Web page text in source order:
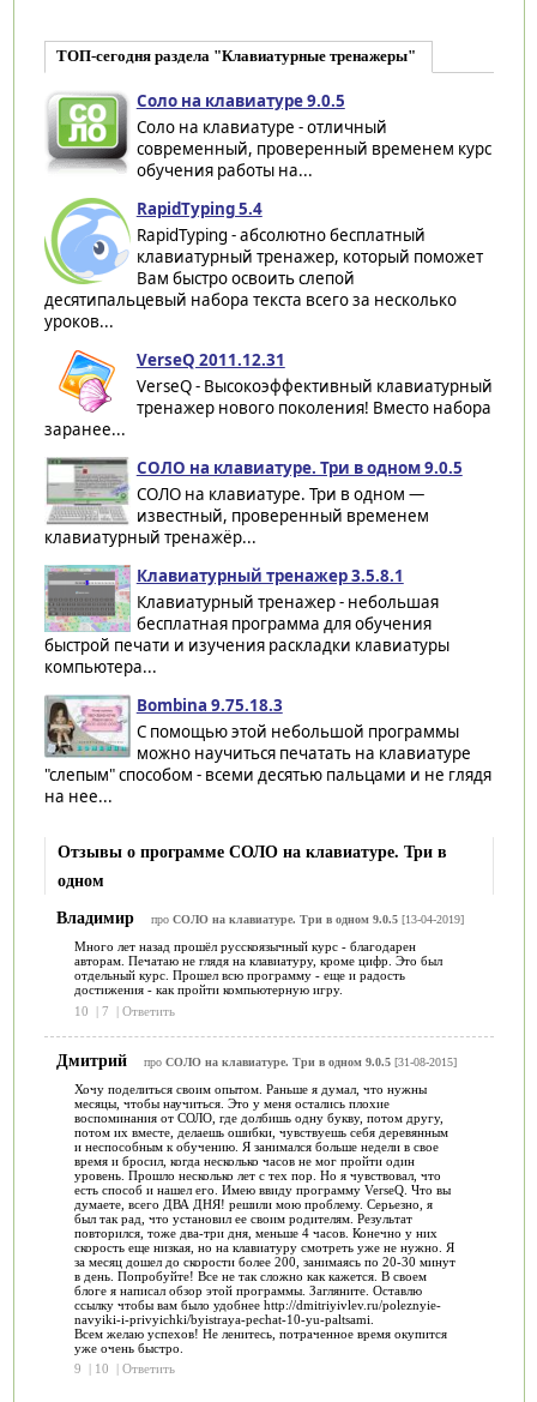
ТОП-сегодня раздела "Клавиатурные тренажеры"
Соло на клавиатуре 9.0.5
Соло на клавиатуре - отличный
современный, проверенный временем курс
обучения работы на...
RapidTyping 5.4
RapidTyping - абсолютно бесплатный
клавиатурный тренажер, который поможет
Вам быстро освоить слепой
десятипальцевый набора текста всего за несколько
уроков...
VerseQ 2011.12.31
VerseQ - Высокоэффективный клавиатурный
тренажер нового поколения! Вместо набора
заранее...
СОЛО на клавиатуре. Три в одном 9.0.5
СОЛО на клавиатуре. Три в одном —
известный, проверенный временем
клавиатурный тренажёр...
Клавиатурный тренажер 3.5.8.1
Клавиатурный тренажер - небольшая
бесплатная программа для обучения
быстрой печати и изучения раскладки клавиатуры
компьютера...
Bombina 9.75.18.3
C помощью этой небольшой программы
можно научиться печатать на клавиатуре
"слепым" способом - всеми десятью пальцами и не глядя
на нее...
Отзывы о программе СОЛО на клавиатуре. Три в
одном
Владимир
про СОЛО на клавиатуре. Три в одном 9.0.5[13-04-2019]
Много лет назад прошёл русскоязычный курс - благодарен
авторам. Печатаю не глядя на клавиатуру, кроме цифр. Это был
отдельный курс. Прошел всю программу - еще и радость
достижения - как пройти компьютерную игру.
10
| 7 | Ответить
Дмитрий про СОЛО на клавиатуре. Три в одном 9.0.5[31-08-2015]
Хочу поделиться своим опытом. Раньше я думал, что нужны
месяцы, чтобы научиться. Это у меня остались плохие
воспоминания от СОЛО, где долбишь одну букву, потом другу,
потом их вместе, делаешь ошибки, чувствуешь себя деревянным
и неспособным к обучению. Я занимался больше недели в свое
время и бросил, когда несколько часов не мог пройти один
уровень. Прошло несколько лет с тех пор. Но я чувствовал, что
есть способ и нашел его. Имею ввиду программу VerseQ. Что вы
думаете, всего ДВА ДНЯ! решили мою проблему. Серьезно, я
был так рад, что установил ее своим родителям. Результат
повторился, тоже два-три дня, меньше 4 часов. Конечно у них
скорость еще низкая, но на клавиатуру смотреть уже не нужно. Я
за месяц дошел до скорости более 200, занимаясь по 20-30 минут
в день. Попробуйте! Все не так сложно как кажется. В своем
блоге я написал обзор этой программы. Загляните. Оставлю
ссылку чтобы вам было удобнее http://dmitriyivlev.ru/poleznyie-
navyiki-i-privyichki/byistraya-pechat-10-yu-paltsami.
Всем желаю успехов! Не ленитесь, потраченное время окупится
уже очень быстро.
9
10 Ответить